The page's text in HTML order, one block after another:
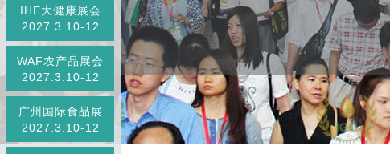
IHE大健康展会
2027.3.10-12
WAF农产品展会
2027.3.10-12
广州国际食品展
2027.3.10-12